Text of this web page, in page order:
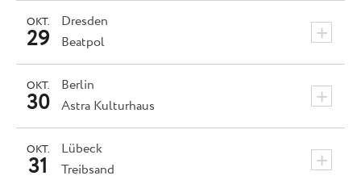
Dresden +
OKT.
29 Beatpol
Berlin +
OKT.
30 Astra Kulturhaus
Lübeck +
OKT.
31 Treibsand